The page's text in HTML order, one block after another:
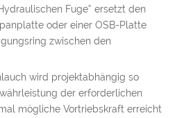
Fuge“ ersetzt den
oder einer OSB-Platte
zwischen den
wird projektabhängig so
der erforderlichen
mögliche Vortriebskraft erreicht